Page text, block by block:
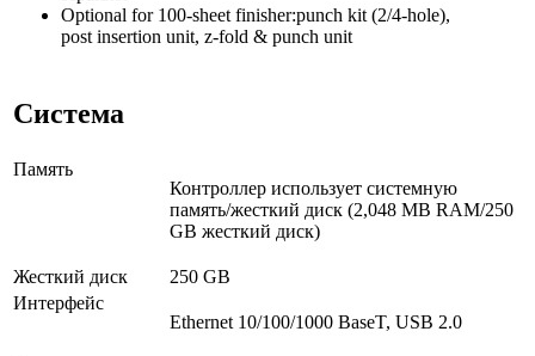
Optional for 100-sheet finisher:punch kit (2/4-hole),
post insertion unit, z-fold & punch unit
Система
Память
Контроллер использует системную
память/жесткий диск (2,048 MB RAM/250
GB жесткий диск)
Жесткий диск
250 GB
Интерфейс
Ethernet 10/100/1000 BaseT, USB 2.0